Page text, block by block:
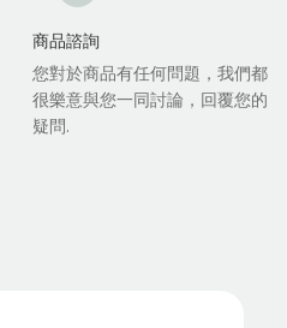
商品諮詢
您對於商品有任何問題，我們都
很樂意與您一同討論，回覆您的
疑問.